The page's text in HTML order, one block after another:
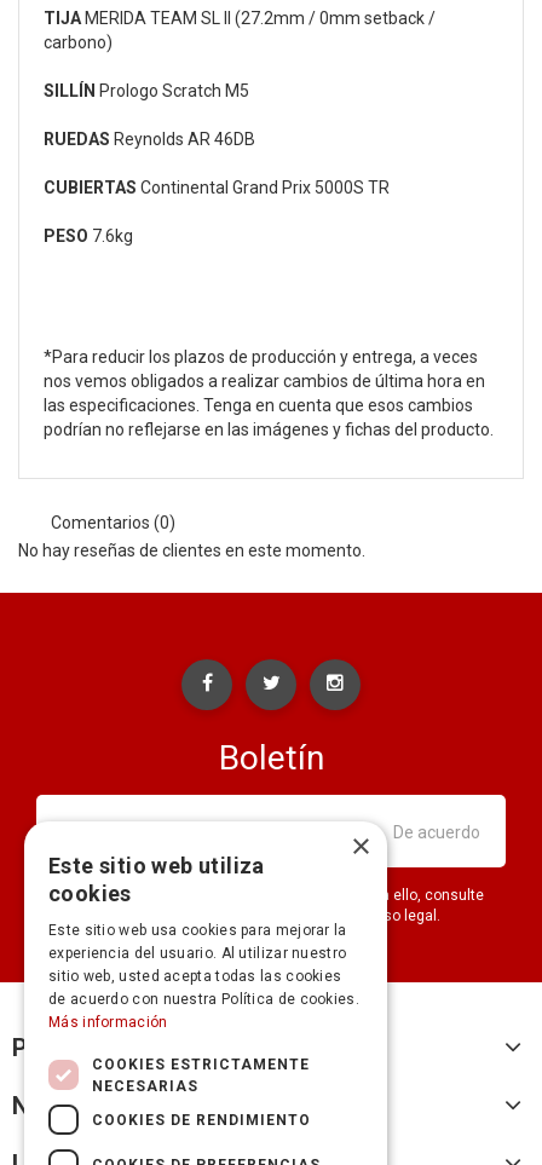
TIJA MERIDA TEAM SL II (27.2mm / 0mm setback /
carbono)
SILLÍN Prologo Scratch M5
RUEDAS Reynolds AR 46DB
CUBIERTAS Continental Grand Prix 5000S TR
PESO 7.6kg
*Para reducir los plazos de producción y entrega, a veces
nos vemos obligados a realizar cambios de última hora en
las especificaciones. Tenga en cuenta que esos cambios
podrían no reflejarse en las imágenes y fichas del producto.
Comentarios (0)
No hay reseñas de clientes en este momento.
Boletín
Puede darse de baja en cualquier momento. Para ello, consulte
nuestra información de contacto en el aviso legal.
Productos
Nuestra empresa
×
Este sitio web utiliza
cookies
Este sitio web usa cookies para mejorar la
experiencia del usuario. Al utilizar nuestro
sitio web, usted acepta todas las cookies
de acuerdo con nuestra Política de cookies.
Más información
COOKIES ESTRICTAMENTE
NECESARIAS
COOKIES DE RENDIMIENTO